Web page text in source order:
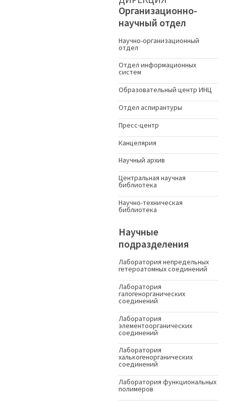
Организационно-
научный отдел
Научно-организационный
отдел
Отдел информационных
систем
Образовательный центр ИНЦ
Отдел аспирантуры
Пресс-центр
Канцелярия
Научный архив
Центральная научная
библиотека
Научно-техническая
библиотека
Научные
подразделения
Лаборатория непредельных
гетероатомных соединений
Лаборатория
галогенорганических
соединений
Лаборатория
элементоорганических
соединений
Лаборатория
халькогенорганических
соединений
Лаборатория функциональных
полимеров